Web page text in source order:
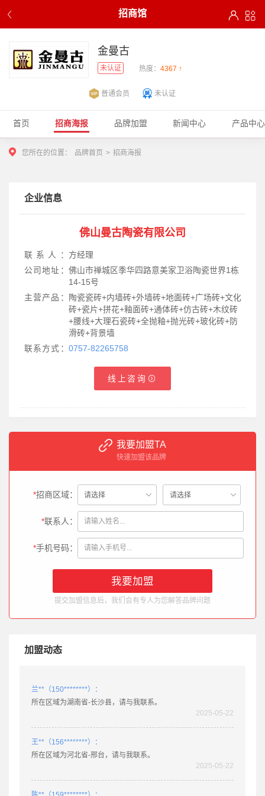
招商馆
金曼古
未认证 热度： 4367 ↑
普通会员 未认证
首页 招商海报 品牌加盟 新闻中心 产品中心
您所在的位置： 品牌首页 > 招商海报
企业信息
佛山曼古陶瓷有限公司
联系人： 方经理
公司地址： 佛山市禅城区季华四路意美家卫浴陶瓷世界1栋
14-15号
主营产品：
陶瓷瓷砖+内墙砖+外墙砖+地面砖+广场砖+文化
砖+瓷片+拼花+釉面砖+通体砖+仿古砖+木纹砖
+腰线+大理石瓷砖+全抛釉+抛光砖+玻化砖+防
滑砖+背景墙
联系方式： 0757-82265758
线上咨询
我要加盟TA
快速加盟该品牌
*招商区域：
*联系人：
*手机号码：
提交加盟信息后，我们会有专人为您解答品牌问题
加盟动态
姚**（189********）：
所在区域为湖北省-老河口，请与我联系。
所在区域为四川省-阆中，请与我联系。
2025-05-22
所在区域为广东省-乐昌，请与我联系。
兰**（150********）：
所在区域为湖南省-长沙县，请与我联系。
2025-05-22
王**（156********）：
所在区域为河北省-邢台，请与我联系。
2025-05-22
陈**（159********）：